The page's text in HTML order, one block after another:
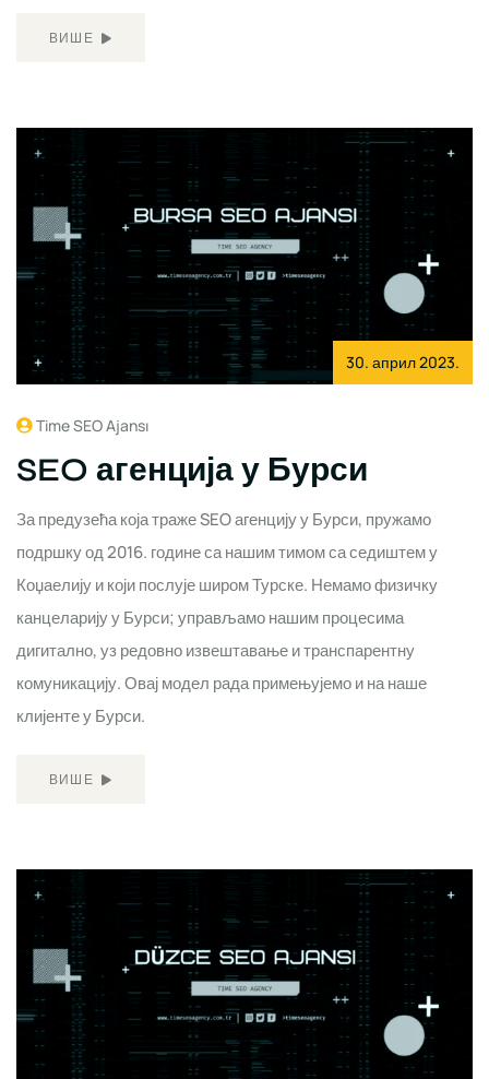
ВИШЕ
30. април 2023.
Time SEO Ajansı
SEO агенција у Бурси
За предузећа која траже SEO агенцију у Бурси, пружамо
подршку од 2016. године са нашим тимом са седиштем у
Коџаелију и који послује широм Турске. Немамо физичку
канцеларију у Бурси; управљамо нашим процесима
дигитално, уз редовно извештавање и транспарентну
комуникацију. Овај модел рада примењујемо и на наше
клијенте у Бурси.
ВИШЕ